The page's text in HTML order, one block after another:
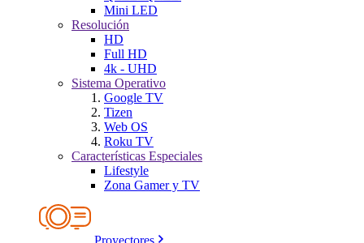
Mini LED
Resolución
HD
Full HD
4k - UHD
Sistema Operativo
Google TV
Tizen
Web OS
Roku TV
Características Especiales
Lifestyle
Zona Gamer y TV
Proyectores